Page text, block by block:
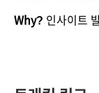
Why? 인사이트